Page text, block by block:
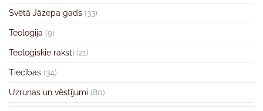
Svētā Jāzepa gads (33)
Teoloģija (9)
Teoloģiskie raksti (21)
Tiecības (34)
Uzrunas un vēstījumi (80)